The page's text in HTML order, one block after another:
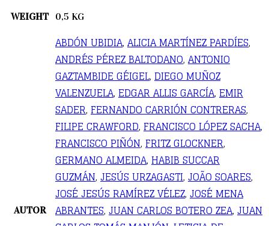
WEIGHT 0,5 KG
AUTOR
ABDÓN UBIDIA, ALICIA MARTÍNEZ PARDÍES,
ANDRÉS PÉREZ BALTODANO, ANTONIO
GAZTAMBIDE GÉIGEL, DIEGO MUÑOZ
VALENZUELA, EDGAR ALLIS GARCÍA, EMIR
SADER, FERNANDO CARRIÓN CONTRERAS,
FILIPE CRAWFORD, FRANCISCO LÓPEZ SACHA,
FRANCISCO PIÑÓN, FRITZ GLOCKNER,
GERMANO ALMEIDA, HABIB SUCCAR
GUZMÁN, JESÚS URZAGASTI, JOÃO SOARES,
JOSÉ JESÚS RAMÍREZ VÉLEZ, JOSÉ MENA
ABRANTES, JUAN CARLOS BOTERO ZEA, JUAN